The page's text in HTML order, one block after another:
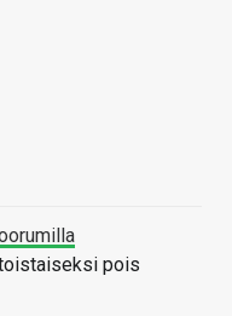
pois